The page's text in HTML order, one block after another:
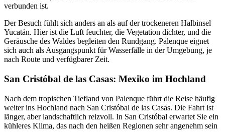
verbunden ist.
Der Besuch fühlt sich anders an als auf der trockeneren Halbinsel
Yucatán. Hier ist die Luft feuchter, die Vegetation dichter, und die
Geräusche des Waldes begleiten den Rundgang. Palenque eignet
sich auch als Ausgangspunkt für Wasserfälle in der Umgebung, je
nach Route und verfügbarer Zeit.
San Cristóbal de las Casas: Mexiko im Hochland
Nach dem tropischen Tiefland von Palenque führt die Reise häufig
weiter ins Hochland nach San Cristóbal de las Casas. Die Fahrt ist
länger, aber landschaftlich reizvoll. In San Cristóbal erwartet Sie ein
kühleres Klima, das nach den heißen Regionen sehr angenehm sein